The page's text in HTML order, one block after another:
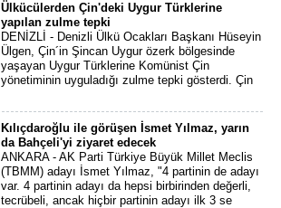
Ülkücülerden Çin'deki Uygur Türklerine
yapılan zulme tepki
DENİZLİ - Denizli Ülkü Ocakları Başkanı Hüseyin
Ülgen, Çin´in Şincan Uygur özerk bölgesinde
yaşayan Uygur Türklerine Komünist Çin
yönetiminin uyguladığı zulme tepki gösterdi. Çin
Kılıçdaroğlu ile görüşen İsmet Yılmaz, yarın
da Bahçeli'yi ziyaret edecek
ANKARA - AK Parti Türkiye Büyük Millet Meclis
(TBMM) adayı İsmet Yılmaz, "4 partinin de adayı
var. 4 partinin adayı da hepsi birbirinden değerli,
tecrübeli, ancak hiçbir partinin adayı ilk 3 se